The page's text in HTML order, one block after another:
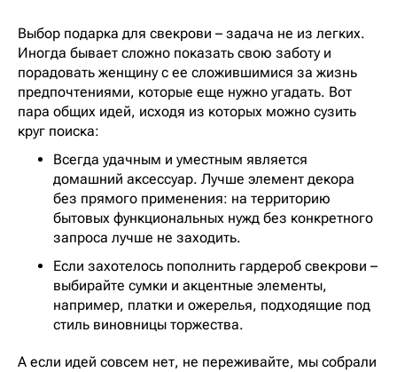
Выбор подарка для свекрови – задача не из легких.
Иногда бывает сложно показать свою заботу и
порадовать женщину с ее сложившимися за жизнь
предпочтениями, которые еще нужно угадать. Вот
пара общих идей, исходя из которых можно сузить
круг поиска:
Всегда удачным и уместным является
домашний аксессуар. Лучше элемент декора
без прямого применения: на территорию
бытовых функциональных нужд без конкретного
запроса лучше не заходить.
Если захотелось пополнить гардероб свекрови –
выбирайте сумки и акцентные элементы,
например, платки и ожерелья, подходящие под
стиль виновницы торжества.
А если идей совсем нет, не переживайте, мы собрали